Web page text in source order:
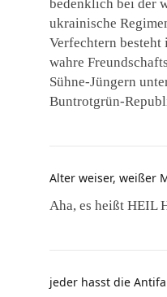
bedenklich bei der
ukrainische
Verfechtern
wahre
Sühne-Jüngern
Buntrotgrün-
Alter weiser, weißer
Aha, es heißt HEIL
jeder hasst die Antifa